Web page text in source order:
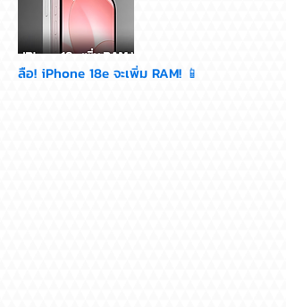
ลือ! iPhone 18e จะเพิ่ม RAM! 📱